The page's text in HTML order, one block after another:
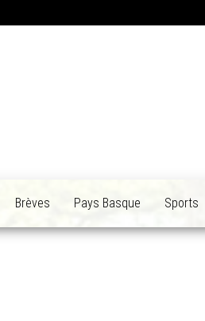
Brèves Pays Basque Sports